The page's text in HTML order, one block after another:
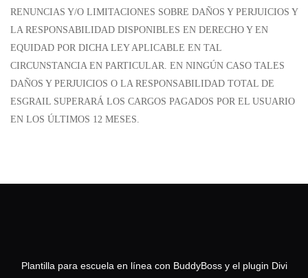
RENUNCIAS Y/O LIMITACIONES SOBRE DAÑOS Y PERJUICIOS Y
LA RESPONSABILIDAD DISPONIBLES EN DERECHO Y EN
EQUIDAD POR DICHA LEY APLICABLE EN TAL
CIRCUNSTANCIA EN PARTICULAR. EN NINGÚN CASO TALES
DAÑOS Y PERJUICIOS O LA RESPONSABILIDAD TOTAL DE
ESGRAIL SUPERARÁ LOS CARGOS PAGADOS POR EL USUARIO
EN LOS ÚLTIMOS 12 MESES.
Plantilla para escuela en línea con BuddyBoss y el plugin Divi